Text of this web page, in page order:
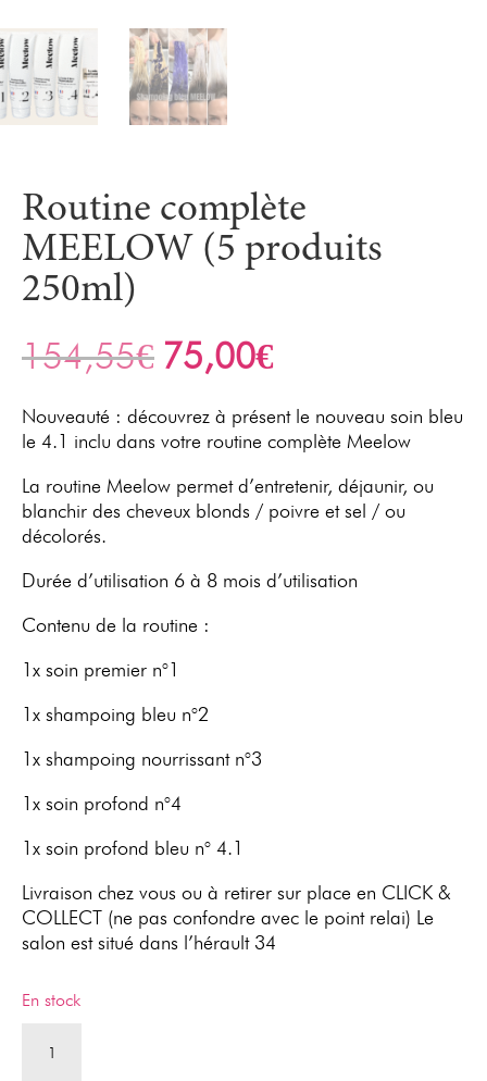
Routine complète
MEELOW (5 produits
250ml)
154,55€ Le
prix
initial
était :
154,55€.
75,00€
actuel
est :
75,00€.
Nouveauté : découvrez à présent le nouveau soin bleu
le 4.1 inclu dans votre routine complète Meelow
La routine Meelow permet d’entretenir, déjaunir, ou
blanchir des cheveux blonds / poivre et sel / ou
décolorés.
Durée d’utilisation 6 à 8 mois d’utilisation
Contenu de la routine :
1x soin premier n°1
1x shampoing bleu n°2
1x shampoing nourrissant n°3
1x soin profond n°4
1x soin profond bleu n° 4.1
Livraison chez vous ou à retirer sur place en CLICK &
COLLECT (ne pas confondre avec le point relai) Le
salon est situé dans l’hérault 34
En stock